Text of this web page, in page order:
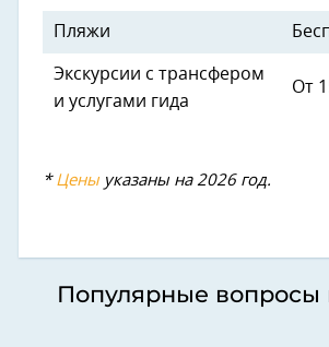
Пляжи
Экскурсии с трансфером
и услугами гида
От
* Ценыуказаны на 2026 год.
Популярные вопросы